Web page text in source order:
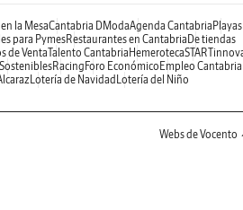
la MesaCantabria DModaAgenda Cantabria Playas
para PymesRestaurantes en Cantabria De tiendas
de VentaTalento Cantabria Hemeroteca
SosteniblesRacing Foro Económico Empleo Cantabria
Lotería de Navidad Lotería del Niño
Webs de Vocento